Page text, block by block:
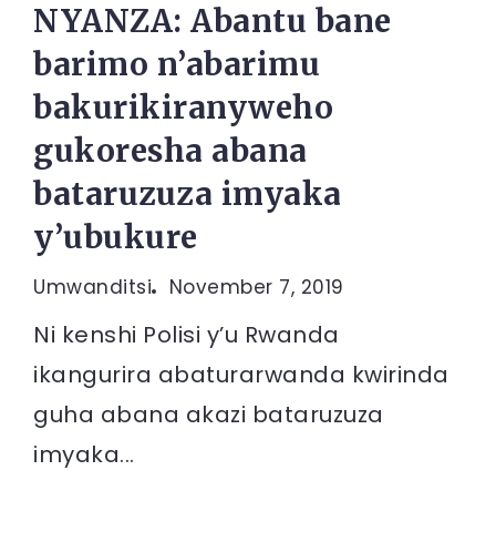
NYANZA: Abantu bane
barimo n’abarimu
bakurikiranyweho
gukoresha abana
bataruzuza imyaka
y’ubukure
Umwanditsi November 7, 2019
Ni kenshi Polisi y’u Rwanda
ikangurira abaturarwanda kwirinda
guha abana akazi bataruzuza
imyaka...